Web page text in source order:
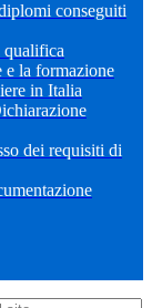
conseguiti
qualifica
e la formazione
in Italia
dei requisiti di